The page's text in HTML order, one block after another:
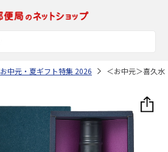
お中元・夏ギフト特集 2026 ＜お中元＞喜久